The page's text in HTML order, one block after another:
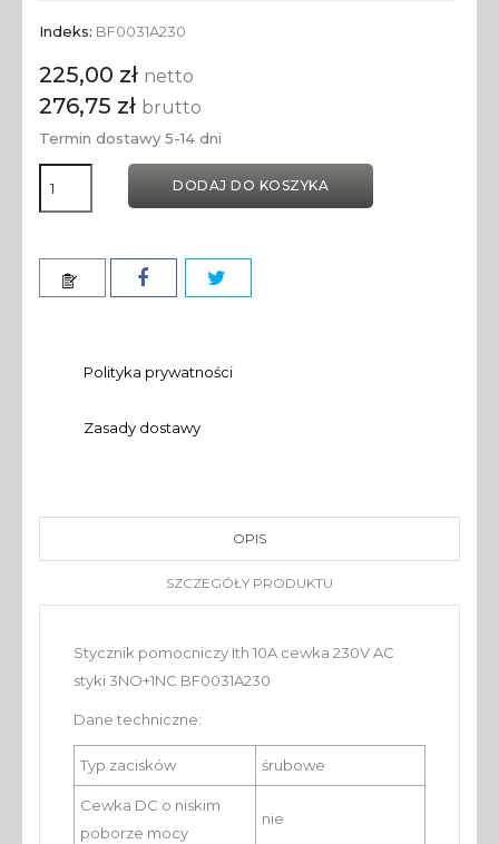
Indeks: BF0031A230
225,00 zł netto
276,75 zł brutto
Termin dostawy 5-14 dni
DODAJ DO KOSZYKA
Polityka prywatności
Zasady dostawy
OPIS
SZCZEGÓŁY PRODUKTU
Stycznik pomocniczy Ith 10A cewka 230V AC
styki 3NO+1NC BF0031A230
Dane techniczne:
Typ zacisków śrubowe
Cewka DC o niskim
poborze mocy
nie